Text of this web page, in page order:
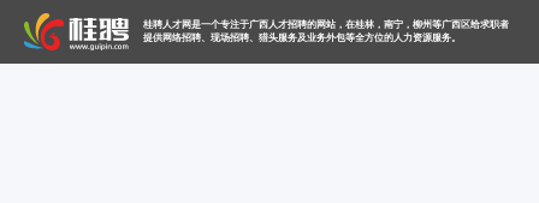
桂聘人才网是一个专注于广西人才招聘的网站，在桂林，南宁，柳州等广西区给求职者
提供网络招聘、现场招聘、猎头服务及业务外包等全方位的人力资源服务。